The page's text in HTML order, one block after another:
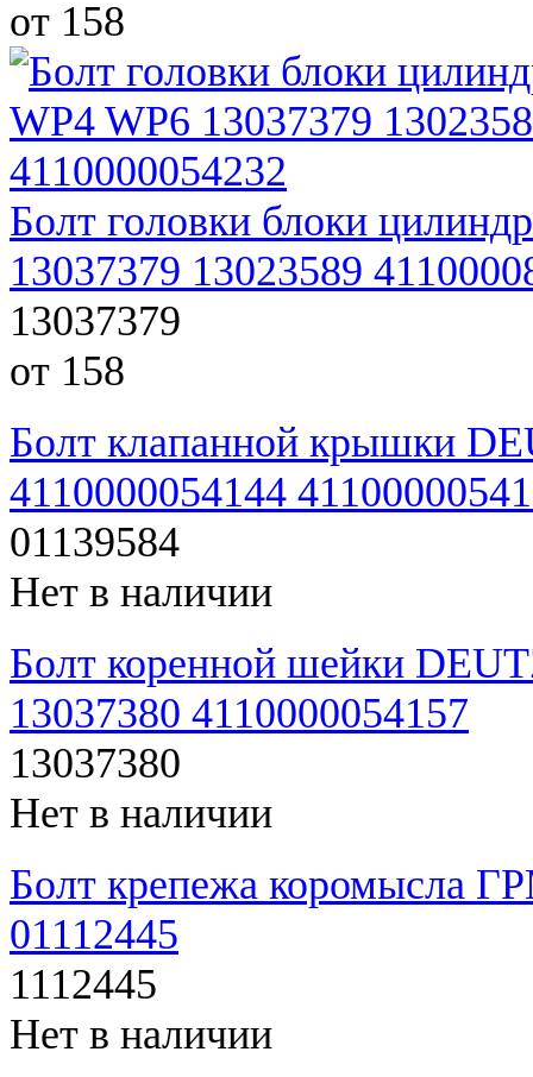
от 158
Болт головки блоки
13037379 13023589
13037379
от 158
Болт клапанной крышки
4110000054144
01139584
Нет в наличии
Болт коренной шейки
13037380 4110000054157
13037380
Нет в наличии
Болт крепежа коромысла
01112445
1112445
Нет в наличии